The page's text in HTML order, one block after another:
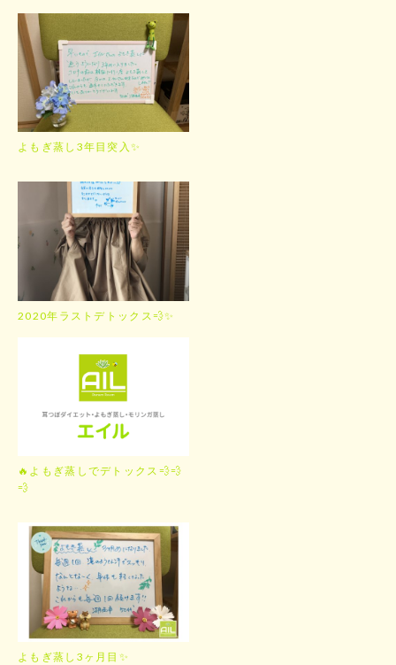
よもぎ蒸し3年目突入✨
2020年ラストデトックス💨✨
🔥よもぎ蒸しでデトックス💨💨
💨
よもぎ蒸し3ヶ月目✨